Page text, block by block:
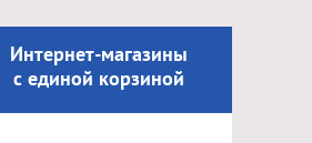
Интернет-магазины
с единой корзиной